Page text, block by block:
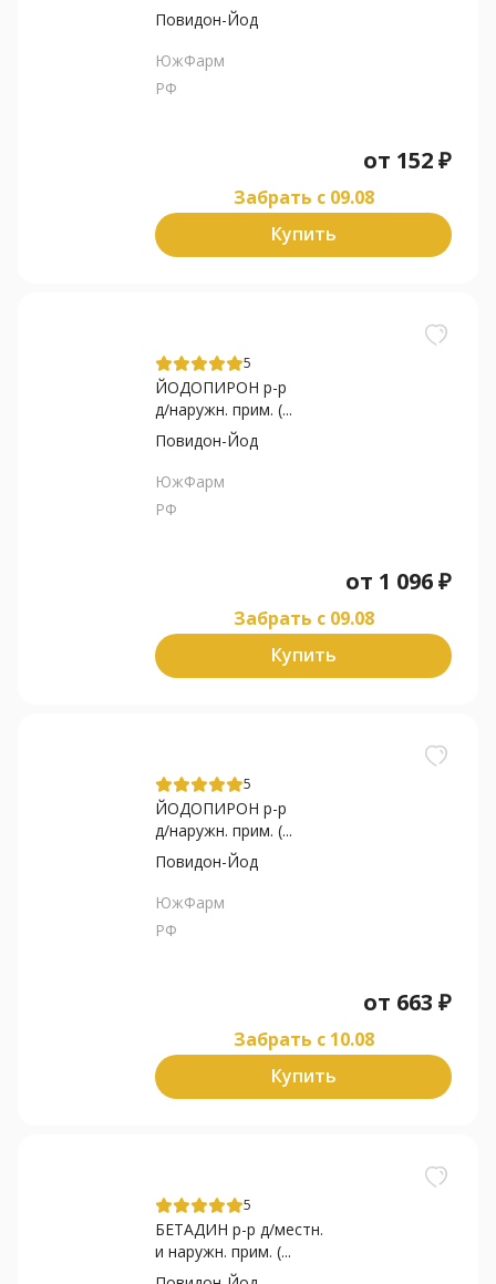
Повидон-Йод
ЮжФарм
РФ
от 152₽
Забрать c 09.08
Купить
5
ЙОДОПИРОН р-р
д/наружн. прим. (...
Повидон-Йод
ЮжФарм
РФ
от 1 096₽
Забрать c 09.08
Купить
5
ЙОДОПИРОН р-р
д/наружн. прим. (...
Повидон-Йод
ЮжФарм
РФ
от 663 ₽
Забрать c 10.08
Купить
5
БЕТАДИН р-р д/местн.
и наружн. прим. (...